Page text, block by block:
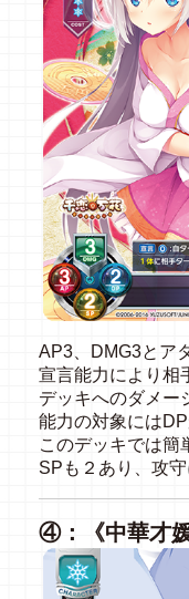
AP3、DMG3とア
宣言能力により相
デッキへのダメー
能力の対象には
このデッキでは簡
SPも２あり、攻
④：《中華才